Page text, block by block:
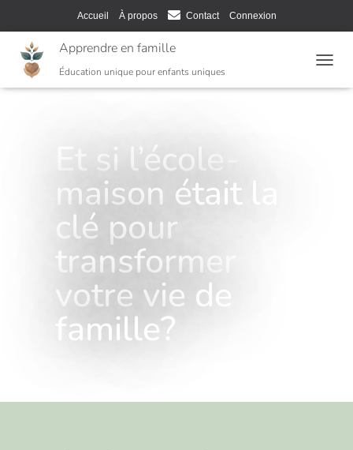
Accueil À propos Contact Connexion
Apprendre en famille
Éducation unique pour enfants uniques
O
Et si l’école-
maison était la
clé pour
transformer
votre vie de
famille?